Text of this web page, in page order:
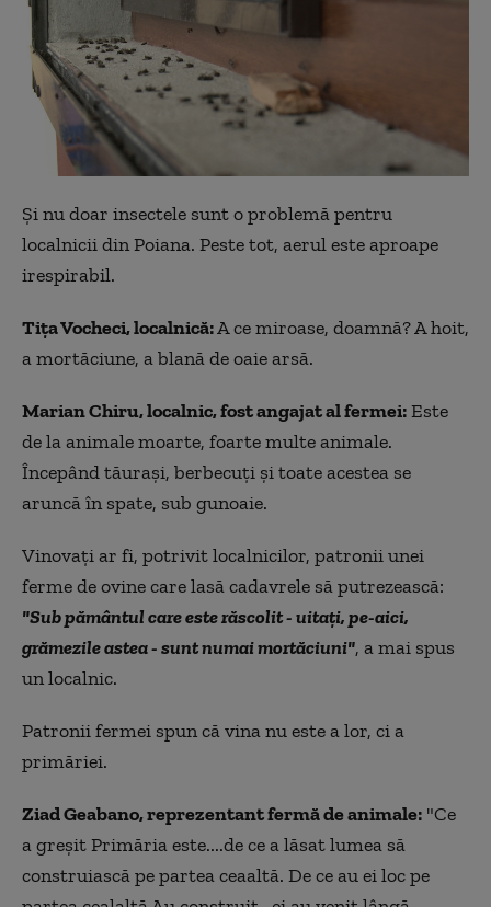
Şi nu doar insectele sunt o problemă pentru
localnicii din Poiana. Peste tot, aerul este aproape
irespirabil.
Tiţa Vocheci, localnică:A ce miroase, doamnă? A hoit,
a mortăciune, a blană de oaie arsă.
Marian Chiru, localnic, fost angajat al fermei:Este
de la animale moarte, foarte multe animale.
Începând tăuraşi, berbecuţi şi toate acestea se
aruncă în spate, sub gunoaie.
Vinovaţi ar fi, potrivit localnicilor, patronii unei
ferme de ovine care lasă cadavrele să putrezească:
"Sub pământul care este răscolit - uitaţi, pe-aici,
grămezile astea - sunt numai mortăciuni", a mai spus
un localnic.
Patronii fermei spun că vina nu este a lor, ci a
primăriei.
Ziad Geabano, reprezentant fermă de animale: "Ce
a greşit Primăria este....de ce a lăsat lumea să
construiască pe partea ceaaltă. De ce au ei loc pe